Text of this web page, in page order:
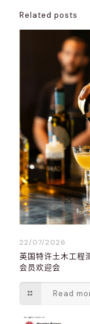
Related posts
22/07/2026
英国特许土木工
会员欢迎会
Read